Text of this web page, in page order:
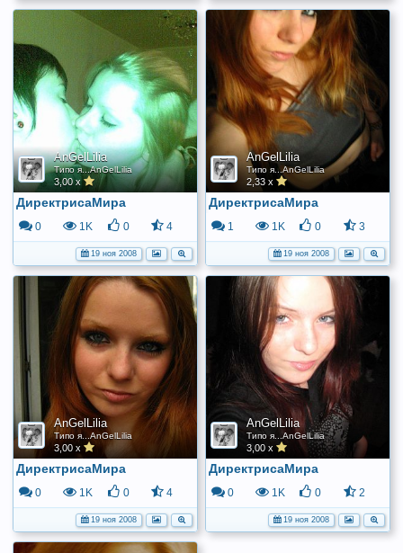
AnGelLilia
Типо я...AnGelLilia
3,00 x
ДиректрисаМира
0 1K 0 4
19 ноя 2008
AnGelLilia
Типо я...AnGelLilia
2,33 x
ДиректрисаМира
1 1K 0 3
19 ноя 2008
AnGelLilia
Типо я...AnGelLilia
3,00 x
ДиректрисаМира
0 1K 0 4
19 ноя 2008
AnGelLilia
Типо я...AnGelLilia
3,00 x
ДиректрисаМира
0 1K 0 2
19 ноя 2008